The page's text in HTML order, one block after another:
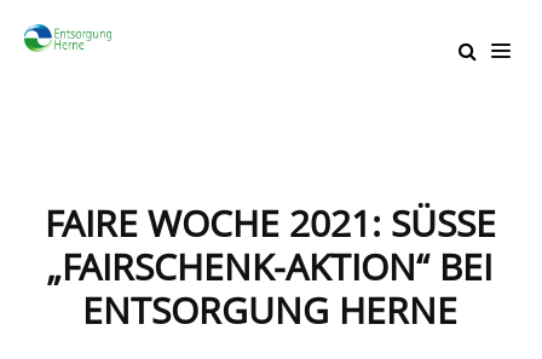
FAIRE WOCHE 2021: SÜSSE „
FAIRSCHENK-AKTION“ BEI E
NTSORGUNG HERNE